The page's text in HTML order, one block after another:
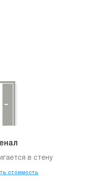
в стену
стоимость